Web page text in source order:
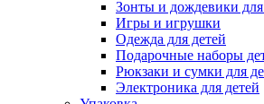
Зонты и дождевики для
Игры и игрушки
Одежда для детей
Подарочные наборы
Рюкзаки и сумки для
Электроника для детей